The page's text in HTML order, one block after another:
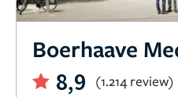
Boerhaave
8,9
(1.214 review)